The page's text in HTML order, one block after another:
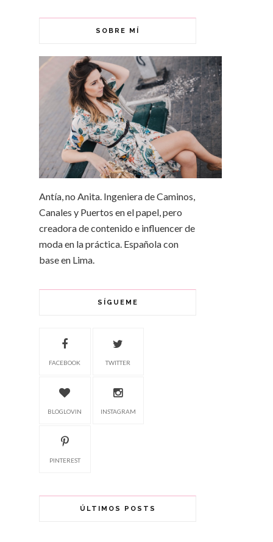
SOBRE MÍ
Antía, no Anita. Ingeniera de Caminos,
Canales y Puertos en el papel, pero
creadora de contenido e influencer de
moda en la práctica. Española con
base en Lima.
SÍGUEME
FACEBOOK TWITTER
BLOGLOVIN INSTAGRAM
PINTEREST
ÚLTIMOS POSTS